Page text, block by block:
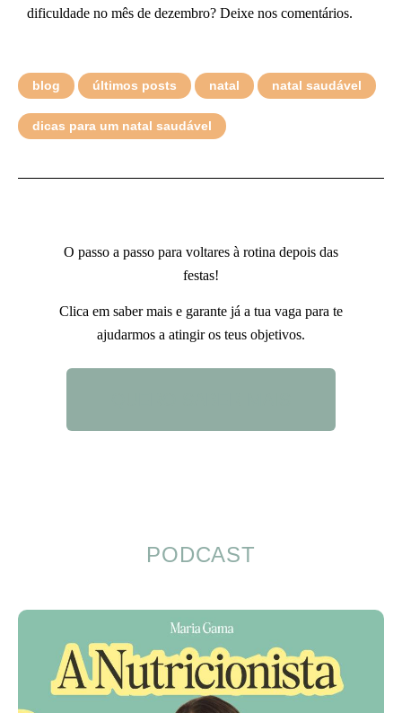
dificuldade no mês de dezembro? Deixe nos comentários.
blog últimos posts natal natal saudável
dicas para um natal saudável
O passo a passo para voltares à rotina depois das
festas!
Clica em saber mais e garante já a tua vaga para te
ajudarmos a atingir os teus objetivos.
PODCAST